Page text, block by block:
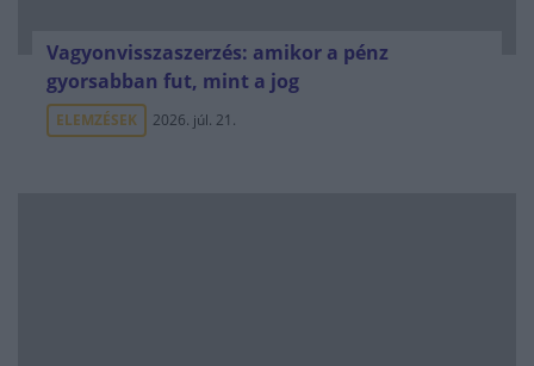
Vagyonvisszaszerzés: amikor a pénz
gyorsabban fut, mint a jog
ELEMZÉSEK 2026. júl. 21.